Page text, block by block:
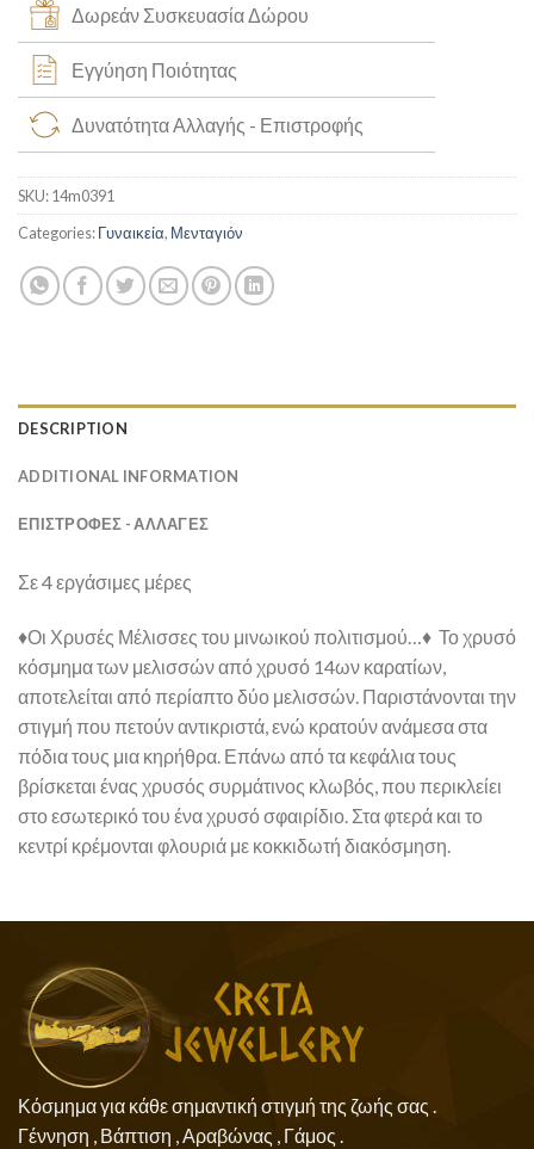
Δωρεάν Συσκευασία Δώρου
Εγγύηση Ποιότητας
Δυνατότητα Αλλαγής - Επιστροφής
SKU:14m0391
Categories:Γυναικεία, Μενταγιόν
DESCRIPTION
ADDITIONAL INFORMATION
ΕΠΙΣΤΡΟΦΕΣ - ΑΛΛΑΓΕΣ
Σε 4 εργάσιμες μέρες
♦Οι Χρυσές Μέλισσες του μινωικού πολιτισμού…♦ Το χρυσό
κόσμημα των μελισσών από χρυσό 14ων καρατίων,
αποτελείται από περίαπτο δύο μελισσών. Παριστάνονται την
στιγμή που πετούν αντικριστά, ενώ κρατούν ανάμεσα στα
πόδια τους μια κηρήθρα. Επάνω από τα κεφάλια τους
βρίσκεται ένας χρυσός συρμάτινος κλωβός, που περικλείει
στο εσωτερικό του ένα χρυσό σφαιρίδιο. Στα φτερά και το
κεντρί κρέμονται φλουριά με κοκκιδωτή διακόσμηση.
Κόσμημα για κάθε σημαντική στιγμή της ζωής σας .
Γέννηση , Βάπτιση , Αραβώνας , Γάμος .